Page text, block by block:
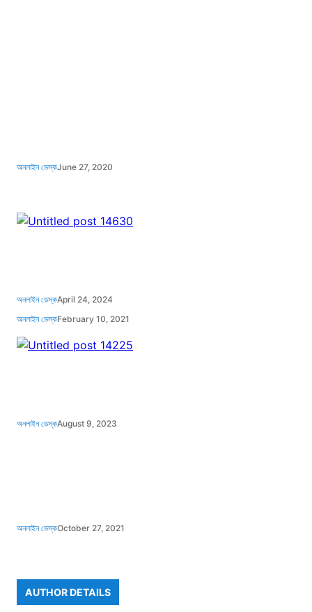
অনলাইন ডেস্কJune 27, 2020
অনলাইন ডেস্কApril 24, 2024
অনলাইন ডেস্কFebruary 10, 2021
অনলাইন ডেস্কAugust 9, 2023
অনলাইন ডেস্কOctober 27, 2021
AUTHOR DETAILS